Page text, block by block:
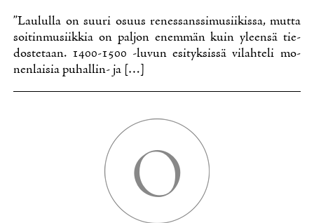
”Lau­lul­la on suu­ri osuus re­nes­sans­si­musii­kis­sa, mut­ta
soi­tin­musiik­kia on pal­jon enem­män kuin yleen­sä tie­
dos­te­taan. 1400-1500 -lu­vun esi­tyk­sis­sä vi­lah­te­li mo­
nen­lai­sia pu­hal­lin- ja […]
O